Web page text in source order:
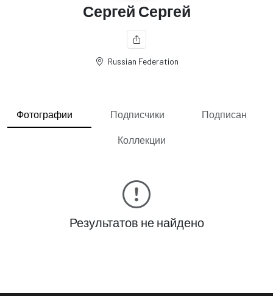
Сергей Сергей
Russian Federation
Фотографии Подписчики Подписан
Коллекции
Результатов не найдено